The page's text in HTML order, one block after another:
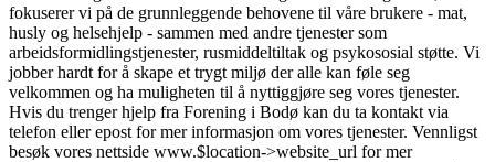
fokuserer vi på de grunnleggende behovene til våre brukere - mat,
husly og helsehjelp - sammen med andre tjenester som
arbeidsformidlingstjenester, rusmiddeltiltak og psykososial støtte. Vi
jobber hardt for å skape et trygt miljø der alle kan føle seg
velkommen og ha muligheten til å nyttiggjøre seg vores tjenester.
Hvis du trenger hjelp fra Forening i Bodø kan du ta kontakt via
telefon eller epost for mer informasjon om vores tjenester. Vennligst
besøk vores nettside www.$location->website_url for mer